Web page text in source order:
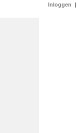
Inloggen |